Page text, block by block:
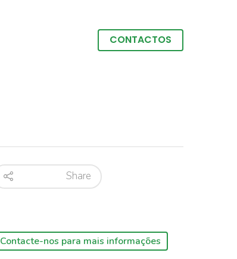
CONTACTOS
Share
Contacte-nos para mais informações